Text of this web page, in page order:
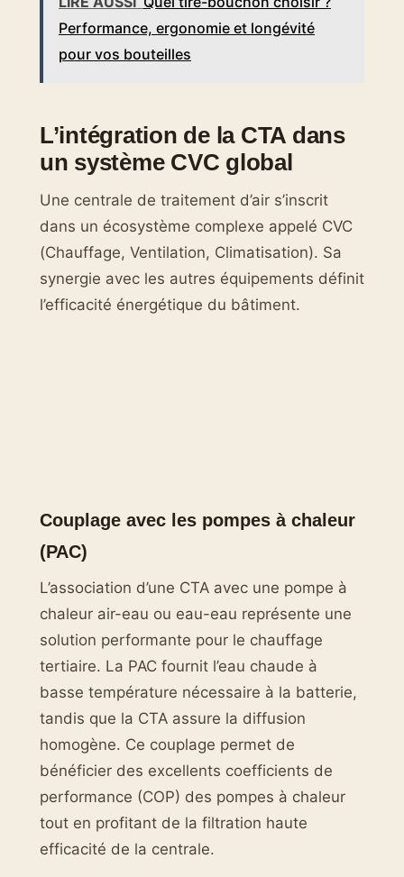
Performance, ergonomie et longévité
pour vos bouteilles
L’intégration de la CTA dans
un système CVC global
Une centrale de traitement d’air s’inscrit
dans un écosystème complexe appelé CVC
(Chauffage, Ventilation, Climatisation). Sa
synergie avec les autres équipements définit
l’efficacité énergétique du bâtiment.
Couplage avec les pompes à chaleur
(PAC)
L’association d’une CTA avec une pompe à
chaleur air-eau ou eau-eau représente une
solution performante pour le chauffage
tertiaire. La PAC fournit l’eau chaude à
basse température nécessaire à la batterie,
tandis que la CTA assure la diffusion
homogène. Ce couplage permet de
bénéficier des excellents coefficients de
performance (COP) des pompes à chaleur
tout en profitant de la filtration haute
efficacité de la centrale.